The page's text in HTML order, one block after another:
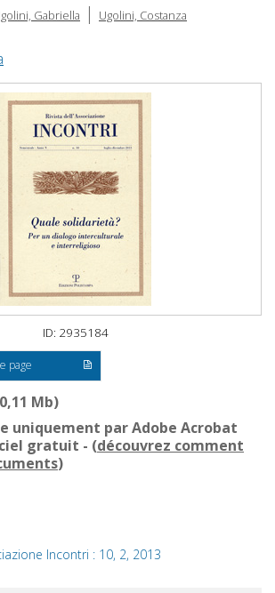
Gabriella | Ugolini, Costanza
ID: 2935184
page
Mb)
uniquement par Adobe Acrobat
gratuit - (découvrez comment
)
Incontri : 10, 2, 2013